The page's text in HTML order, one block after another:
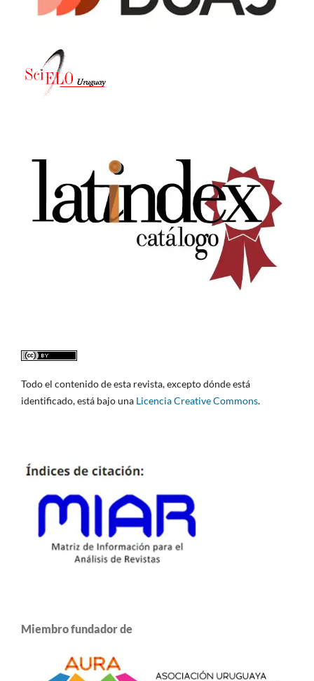
Todo el contenido de esta revista, excepto dónde está
identificado, está bajo una Licencia Creative Commons.
Miembro fundador de